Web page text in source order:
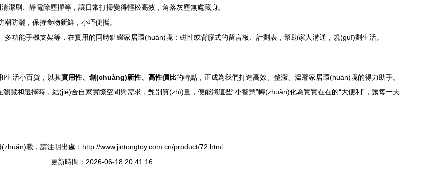
潔刷、靜電除塵撣等，讓日常打掃變得輕松高效，角落灰塵無處藏身。
防灑，保持食物新鮮，小巧便攜。
多功能手機支架等，在實用的同時點綴家居環(huán)境；磁性或背膠式的留言板、計劃表，幫助家人溝通，規(guī)劃生活。
生活小百貨，以其實用性、創(chuàng)新性、高性價比的特點，正成為我們打造高效、整潔、溫馨家居環(huán)境的得力助手。
覽和選擇時，結(jié)合自家實際空間與需求，甄別質(zhì)量，便能將這些“小智慧”轉(zhuǎn)化為實實在在的“大便利”，讓每一天
(zhuǎn)載，請注明出處：http://www.jintongtoy.com.cn/product/72.html
更新時間：2026-06-18 20:41:16